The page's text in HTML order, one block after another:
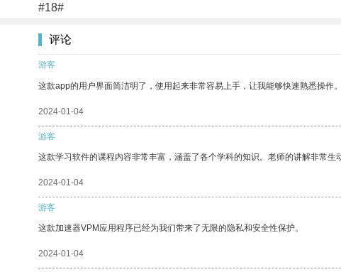
#18#
评论
游客
这款app的用户界面简洁明了，使用起来非常容易上手，让我能够快速熟悉操作。
2024-01-04
游客
这款学习软件的课程内容非常丰富，涵盖了各个学科的知识。老师的讲解非常生
2024-01-04
游客
这款加速器VPM应用程序已经为我们带来了无限的隐私和安全性保护。
2024-01-04